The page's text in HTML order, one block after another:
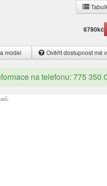
6780kč
model Ověřit dostupnost mé
na telefonu: 775 350